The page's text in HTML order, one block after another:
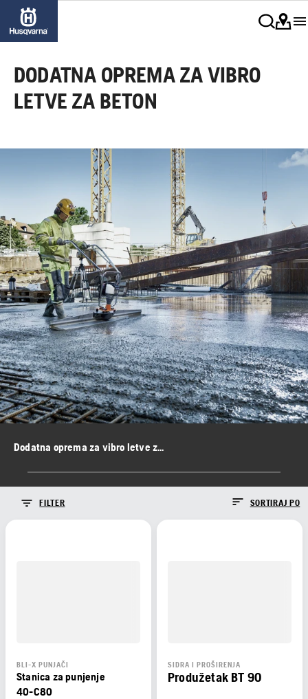
DODATNA OPREMA ZA VIBRO
LETVE ZA BETON
Dodatna oprema za vibro letve za beton
FILTER SORTIRAJ PO
BLI-X PUNJAČI
Stanica za punjenje
40-C80
SIDRA I PROŠIRENJA
Produžetak BT 90